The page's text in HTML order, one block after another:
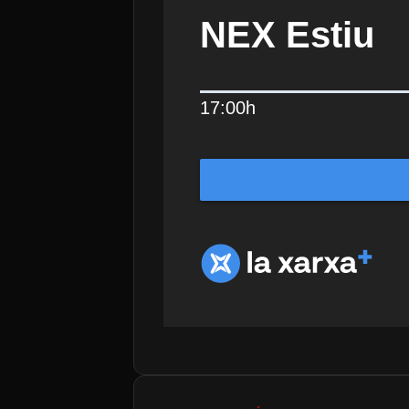
NEX Estiu
17:00h